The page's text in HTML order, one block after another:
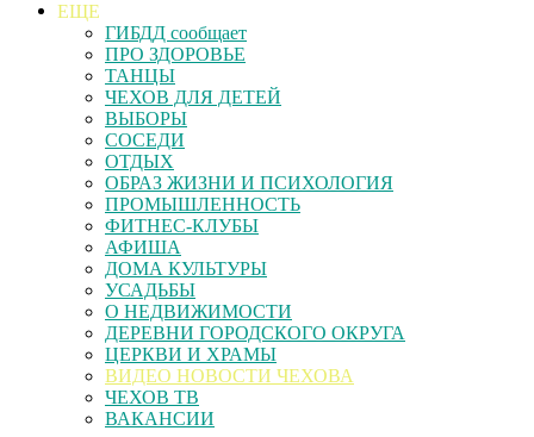
ЕЩЕ
ГИБДД сообщает
ПРО ЗДОРОВЬЕ
ТАНЦЫ
ЧЕХОВ ДЛЯ ДЕТЕЙ
ВЫБОРЫ
СОСЕДИ
ОТДЫХ
ОБРАЗ ЖИЗНИ И ПСИХОЛОГИЯ
ПРОМЫШЛЕННОСТЬ
ФИТНЕС-КЛУБЫ
АФИША
ДОМА КУЛЬТУРЫ
УСАДЬБЫ
О НЕДВИЖИМОСТИ
ДЕРЕВНИ ГОРОДСКОГО ОКРУГА
ЦЕРКВИ И ХРАМЫ
ВИДЕО НОВОСТИ ЧЕХОВА
ЧЕХОВ ТВ
ВАКАНСИИ